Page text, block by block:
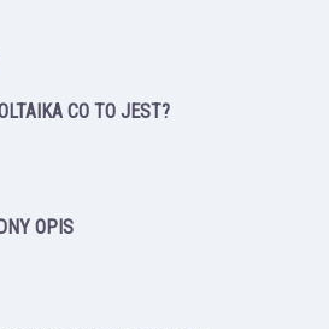
CO TO JEST?
OPIS